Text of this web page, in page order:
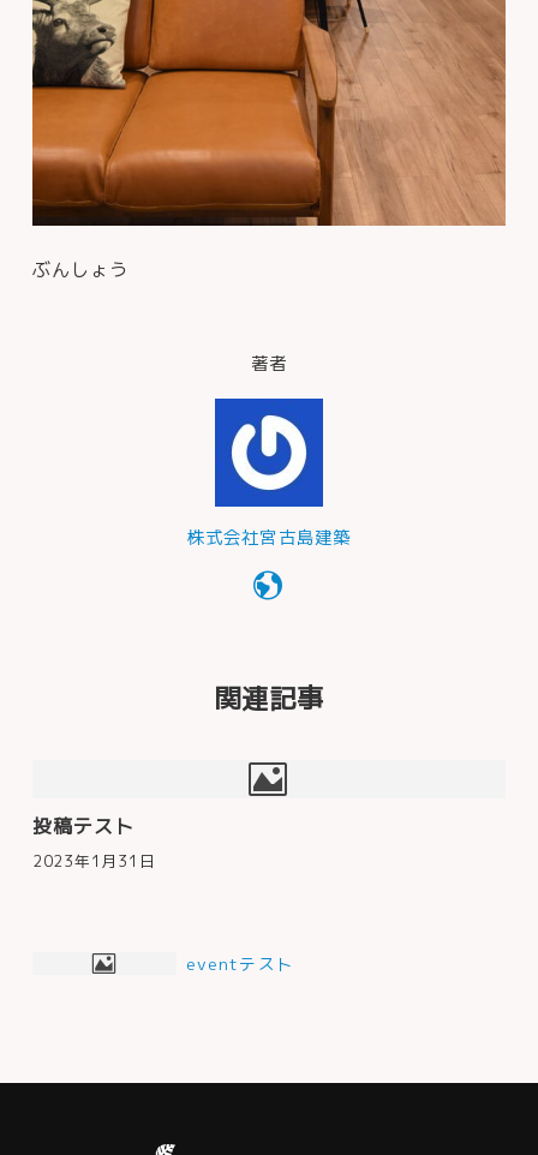
ぶんしょう
著者
株式会社宮古島建築
関連記事
投稿テスト
2023年1月31日
eventテスト